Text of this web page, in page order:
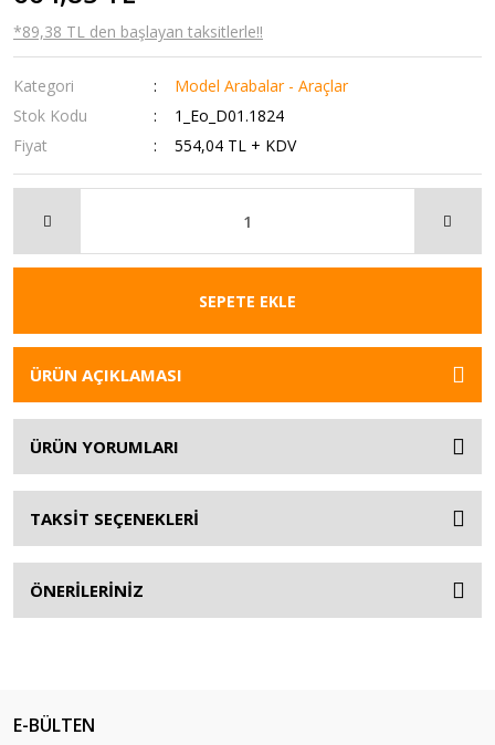
*89,38 TL den başlayan taksitlerle!!
Kategori
Model Arabalar - Araçlar
Stok Kodu
1_Eo_D01.1824
Fiyat
554,04 TL + KDV
SEPETE EKLE
ÜRÜN AÇIKLAMASI
ÜRÜN YORUMLARI
TAKSİT SEÇENEKLERİ
ÖNERİLERİNİZ
E-BÜLTEN